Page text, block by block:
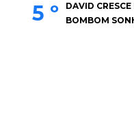
5 º
DAVID
BOMBOM